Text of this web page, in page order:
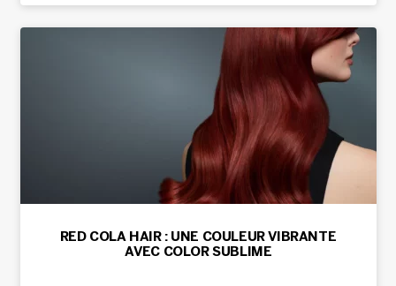
RED COLA HAIR : UNE COULEUR VIBRANTE
AVEC COLOR SUBLIME